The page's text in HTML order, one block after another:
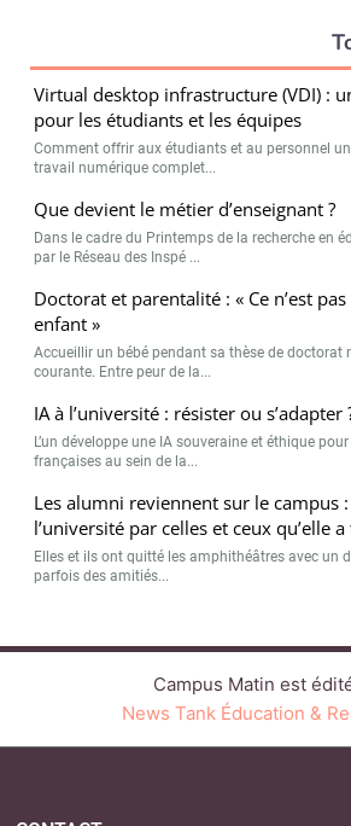
Accueillir un bébé pendant sa thèse de doctorat
courante. Entre peur de la...
IA à l’université : résister ou s’adapter
L’un développe une IA souveraine et éthique pour
françaises au sein de la...
Les alumni reviennent sur le campus :
l’université par celles et ceux qu’elle a
Elles et ils ont quitté les amphithéâtres avec un
parfois des amitiés...
Campus Matin est édité
News Tank Éducation &
CONTACT
SERVICE COMMERCIAL
QUI SOMMES-NOUS ?
SUIVEZ-NOUS : LINKEDINTWITTER